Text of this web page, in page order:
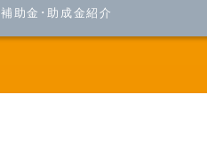
補助金･助成金紹介